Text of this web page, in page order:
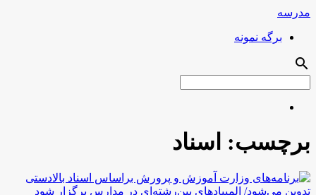
مدرسه
برگه نمونه
search
برچسب: اسناد